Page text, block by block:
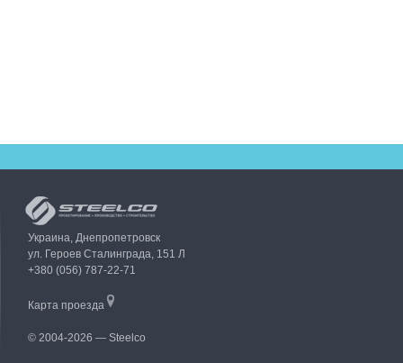
Украина, Днепропетровск
ул. Героев Сталинграда, 151 Л
+380 (056) 787-22-71
Карта проезда
© 2004-2026 — Steelco